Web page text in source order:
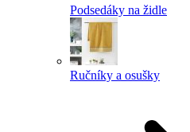
Podsedáky na židle
Ručníky a osušky